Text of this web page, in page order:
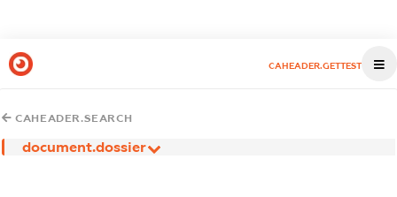
CAHEADER.GETTEST
CAHEADER.SEARCH
document.dossier